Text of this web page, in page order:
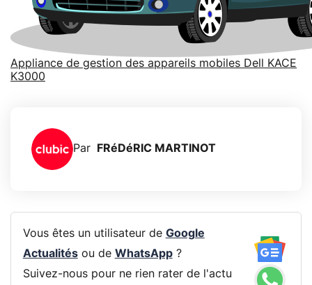
Appliance de gestion des appareils mobiles Dell KACE
K3000
Par FRéDéRIC MARTINOT
Vous êtes un utilisateur de Google
Actualitésou de WhatsApp?
Suivez-nous pour ne rien rater de l'actu